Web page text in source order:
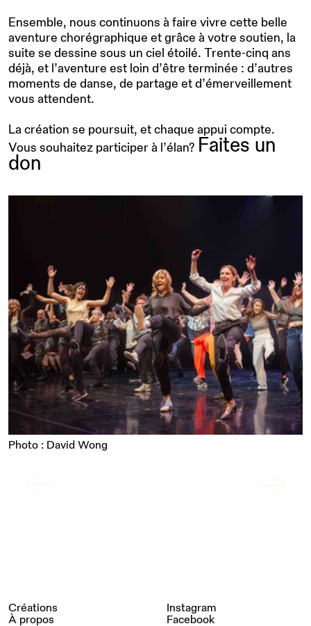
Ensemble, nous continuons à faire vivre cette belle
aventure chorégraphique et grâce à votre soutien, la
suite se dessine sous un ciel étoilé. Trente-cinq ans
déjà, et l’aventure est loin d’être terminée : d’autres
moments de danse, de partage et d’émerveillement
vous attendent.
La création se poursuit, et chaque appui compte.
Vous souhaitez participer à l’élan? Faites un
don
Photo : David Wong
Créations
À propos
Instagram
Facebook